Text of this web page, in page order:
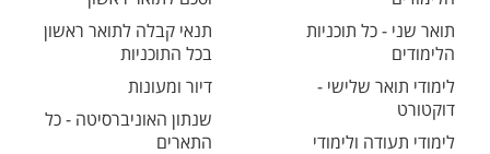
תואר שני - כל תוכניות
הלימודים
לימודי תואר שלישי -
דוקטורט
לימודי תעודה ולימודי
תנאי קבלה לתואר ראשון
בכל התוכניות
דיור ומעונות
שנתון האוניברסיטה - כל
התארים